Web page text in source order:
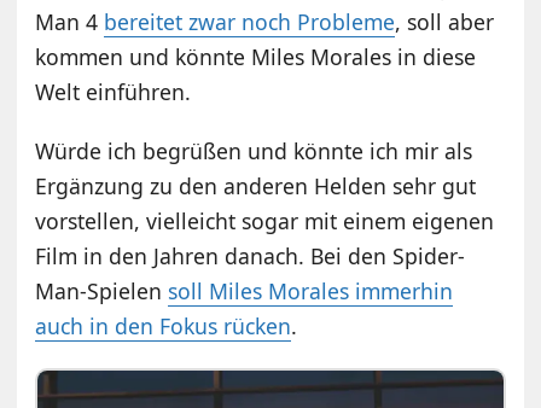
Man 4 bereitet zwar noch Probleme, soll aber
kommen und könnte Miles Morales in diese
Welt einführen.
Würde ich begrüßen und könnte ich mir als
Ergänzung zu den anderen Helden sehr gut
vorstellen, vielleicht sogar mit einem eigenen
Film in den Jahren danach. Bei den Spider-
Man-Spielen soll Miles Morales immerhin
auch in den Fokus rücken.